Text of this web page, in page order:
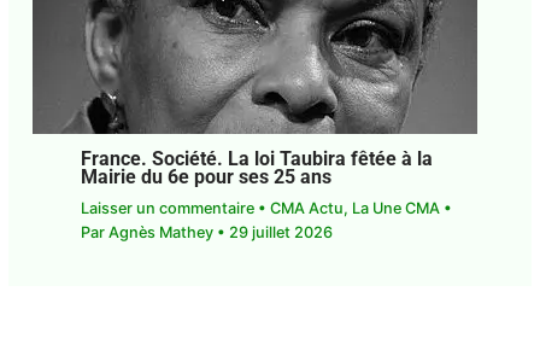
France. Société. La loi Taubira fêtée à la
Mairie du 6e pour ses 25 ans
Laisser un commentaire •CMA Actu, La Une CMA
• Par Agnès Mathey•29 juillet 2026